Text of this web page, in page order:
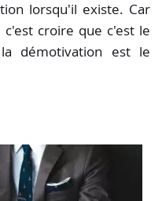
lorsqu'il existe. Car
croire que c'est le
démotivation est le